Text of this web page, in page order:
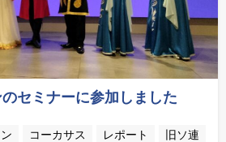
セミナーに参加しました
コーカサス レポート
旧ソ連